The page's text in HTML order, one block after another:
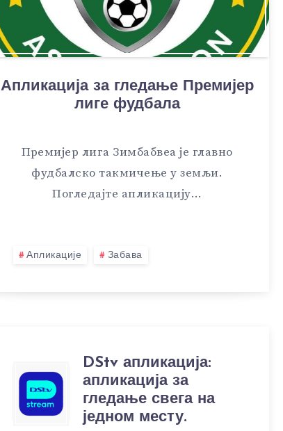
Апликација за гледање Премијер
лиге фудбала
Премијер лига Зимбабвеа је главно
фудбалско такмичење у земљи.
Погледајте апликацију…
Апликације Забава
DStv апликација:
апликација за
гледање свега на
једном месту.